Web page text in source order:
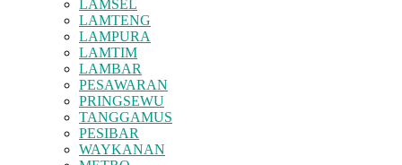
LAMSEL
LAMTENG
LAMPURA
LAMTIM
LAMBAR
PESAWARAN
PRINGSEWU
TANGGAMUS
PESIBAR
WAYKANAN